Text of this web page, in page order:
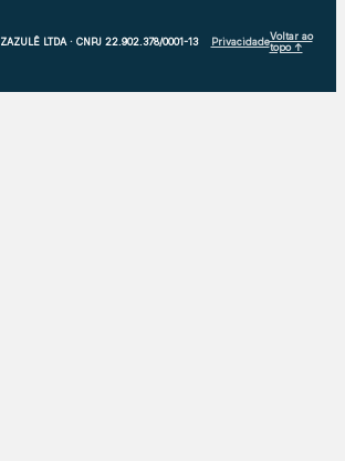
ZAZULÊ LTDA · CNPJ 22.902.378/0001-13 PrivacidadeVoltar ao
topo ↑